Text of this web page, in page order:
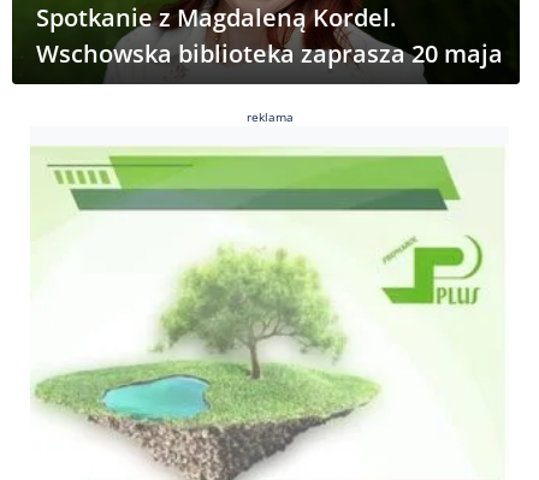
Spotkanie z Magdaleną Kordel.
Wschowska biblioteka zaprasza 20 maja
reklama